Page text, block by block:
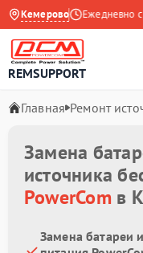
Кемерово
на Яндекс Ежедневно с
REMSUPPORT
Главная Ремонт
Замена
источника
PowerComв
Замена батареи